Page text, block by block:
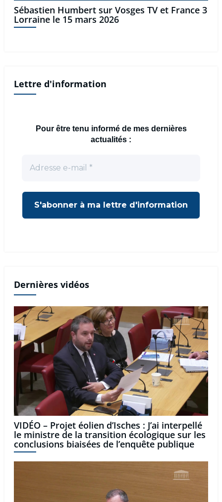
Sébastien Humbert sur Vosges TV et France 3
Lorraine le 15 mars 2026
Lettre d'information
Pour être tenu informé de mes dernières
actualités :
Dernières vidéos
VIDÉO – Projet éolien d’Isches : J’ai interpellé
le ministre de la transition écologique sur les
conclusions biaisées de l’enquête publique